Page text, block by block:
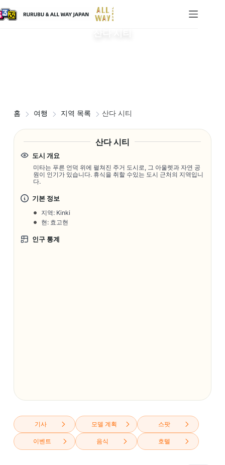
홈 여행 지역 목록 산다 시티
산다 시티
도시 개요
미타는 푸른 언덕 위에 펼쳐진 주거 도시로, 그 아울렛과 자연 공
원이 인기가 있습니다. 휴식을 취할 수있는 도시 근처의 지역입니
다.
기본 정보
지역: Kinki
현: 효고현
인구 통계
기사 모델 계획 스팟
이벤트 음식 호텔